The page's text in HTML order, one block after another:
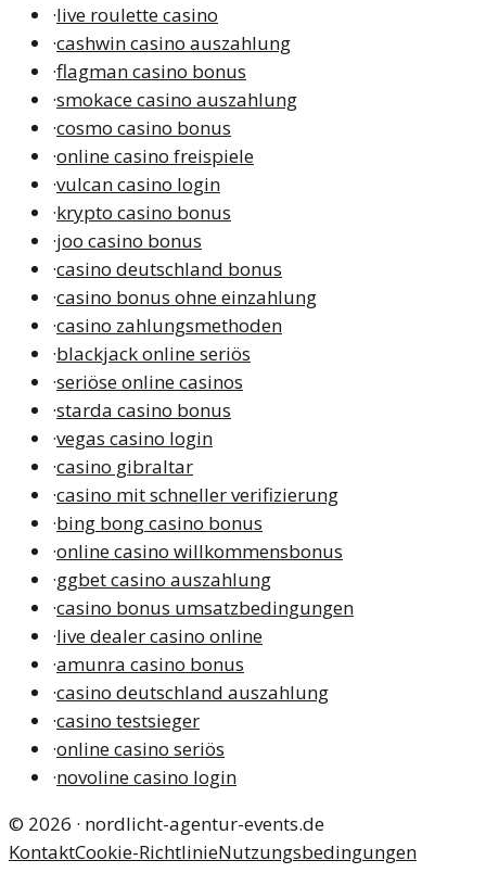
·live roulette casino
·cashwin casino auszahlung
·flagman casino bonus
·smokace casino auszahlung
·cosmo casino bonus
·online casino freispiele
·vulcan casino login
·krypto casino bonus
·joo casino bonus
·casino deutschland bonus
·casino bonus ohne einzahlung
·casino zahlungsmethoden
·blackjack online seriös
·seriöse online casinos
·starda casino bonus
·vegas casino login
·casino gibraltar
·casino mit schneller verifizierung
·bing bong casino bonus
·online casino willkommensbonus
·ggbet casino auszahlung
·casino bonus umsatzbedingungen
·live dealer casino online
·amunra casino bonus
·casino deutschland auszahlung
·casino testsieger
·online casino seriös
·novoline casino login
© 2026 · nordlicht-agentur-events.de
KontaktCookie-RichtlinieNutzungsbedingungen